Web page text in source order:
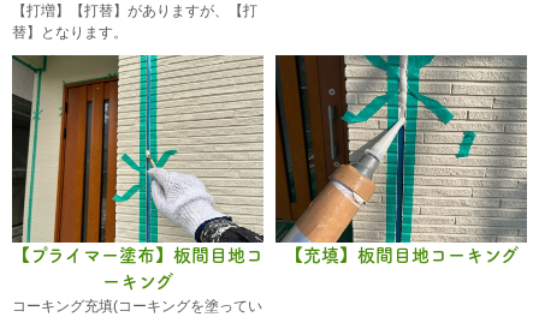
【打増】【打替】がありますが、【打
替】となります。
【プライマー塗布】板間目地コ
ーキング
コーキング充填(コーキングを塗ってい
【充填】板間目地コーキング